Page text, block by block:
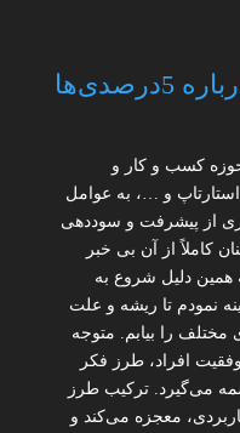
5درصدی‌ها
کسب و کار و
و …، به عوامل
از پیشرفت و سوددهی
کاملاً از آن بی خبر
همین دلیل شروع به
نمودم تا ریشه و علت
را بیابم. متوجه
افراد، طرز فکر
می‌گیرد. ترکیب طرز
معجزه می‌کند و